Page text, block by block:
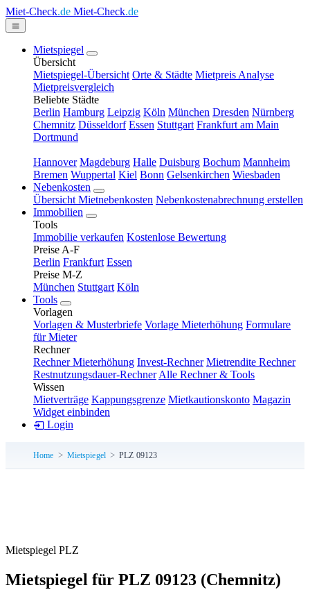
Miet-Check.de Miet-Check.de
Mietspiegel
Übersicht
Mietspiegel-Übersicht Orte & Städte Mietpreis Analyse
Mietpreisvergleich
Beliebte Städte
Berlin Hamburg Leipzig Köln München Dresden Nürnberg
Chemnitz Düsseldorf Essen Stuttgart Frankfurt am Main
Dortmund
Hannover Magdeburg Halle Duisburg Bochum Mannheim
Bremen Wuppertal Kiel Bonn Gelsenkirchen Wiesbaden
Nebenkosten
Übersicht Mietnebenkosten Nebenkostenabrechnung erstellen
Immobilien
Tools
Immobilie verkaufen Kostenlose Bewertung
Preise A-F
Berlin Frankfurt Essen
Preise M-Z
München Stuttgart Köln
Tools
Vorlagen
Vorlagen & Musterbriefe Vorlage Mieterhöhung Formulare
für Mieter
Rechner
Rechner Mieterhöhung Invest-Rechner Mietrendite Rechner
Restnutzungsdauer-Rechner Alle Rechner & Tools
Wissen
Mietverträge Kappungsgrenze Mietkautionskonto Magazin
Widget einbinden
Login
Home Mietspiegel PLZ 09123
Mietspiegel PLZ
Mietspiegel für PLZ 09123 (Chemnitz)